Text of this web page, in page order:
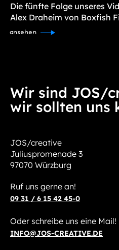
Die fünfte Folge unseres
Alex Draheim von Boxfish
ansehen
Wir sind JOS/
wir sollten uns
JOS/creative
Juliuspromenade 3
97070 Würzburg
Ruf uns gerne an!
09 31 / 6 15 42 45-0
Oder schreibe uns eine Mail!
INFO@JOS-CREATIVE.DE